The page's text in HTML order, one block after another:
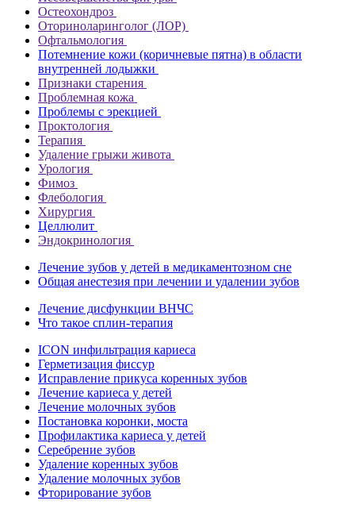
Остеохондроз
Оториноларинголог (ЛОР)
Офтальмология
Потемнение кожи (коричневые пятна) в области
внутренней лодыжки
Признаки старения
Проблемная кожа
Проблемы с эрекцией
Проктология
Терапия
Удаление грыжи живота
Урология
Фимоз
Флебология
Хирургия
Целлюлит
Эндокринология
Лечение зубов у детей в медикаментозном сне
Общая анестезия при лечении и удалении зубов
Лечение дисфункции ВНЧС
Что такое сплин-терапия
ICON инфильтрация кариеса
Герметизация фиссур
Исправление прикуса коренных зубов
Лечение кариеса у детей
Лечение молочных зубов
Постановка коронки, моста
Профилактика кариеса у детей
Серебрение зубов
Удаление коренных зубов
Удаление молочных зубов
Фторирование зубов